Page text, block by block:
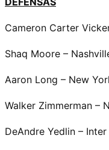
Cameron Carter
Shaq Moore –
Aaron Long – New
Walker Zimmerman –
DeAndre Yedlin –